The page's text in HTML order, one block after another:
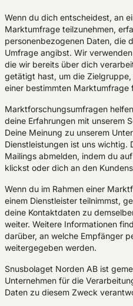
Wenn du dich entscheidest, an
Marktumfrage teilzunehmen,
personenbezogenen Daten, die
Umfrage angibst. Wir
die wir bereits über dich
getätigt hast, um die
einer bestimmten Marktumfrage
Marktforschungsumfragen
deine Erfahrungen mit unserem
Deine Meinung zu unserem
Dienstleistungen ist uns
Mailings abmelden, indem du
klickst oder dich an den
Wenn du im Rahmen einer
einem Dienstleister teilnimmst,
deine Kontaktdaten zu
weiter. Weitere Informationen
darüber, an welche Empfänger
weitergegeben werden.
Snusbolaget Norden AB ist
Unternehmen für die
Daten zu diesem Zweck